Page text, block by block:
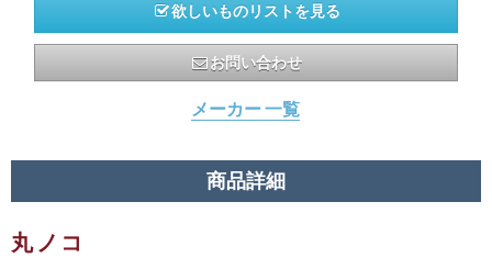
欲しいものリストを見る
お問い合わせ
メーカー 一覧
商品詳細
丸ノコ